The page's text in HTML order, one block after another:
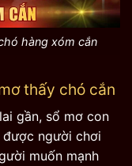
hàng xóm cắn
thấy chó cắn
gần, sổ mơ con
được người chơi
muốn mạnh